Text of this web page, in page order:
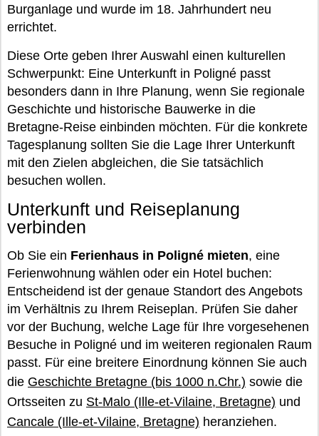
Burganlage und wurde im 18. Jahrhundert neu
errichtet.
Diese Orte geben Ihrer Auswahl einen kulturellen
Schwerpunkt: Eine Unterkunft in Poligné passt
besonders dann in Ihre Planung, wenn Sie regionale
Geschichte und historische Bauwerke in die
Bretagne-Reise einbinden möchten. Für die konkrete
Tagesplanung sollten Sie die Lage Ihrer Unterkunft
mit den Zielen abgleichen, die Sie tatsächlich
besuchen wollen.
Unterkunft und Reiseplanung
verbinden
Ob Sie ein Ferienhaus in Poligné mieten, eine
Ferienwohnung wählen oder ein Hotel buchen:
Entscheidend ist der genaue Standort des Angebots
im Verhältnis zu Ihrem Reiseplan. Prüfen Sie daher
vor der Buchung, welche Lage für Ihre vorgesehenen
Besuche in Poligné und im weiteren regionalen Raum
passt. Für eine breitere Einordnung können Sie auch
die Geschichte Bretagne (bis 1000 n.Chr.) sowie die
Ortsseiten zu St-Malo (Ille-et-Vilaine, Bretagne) und
Cancale (Ille-et-Vilaine, Bretagne) heranziehen.